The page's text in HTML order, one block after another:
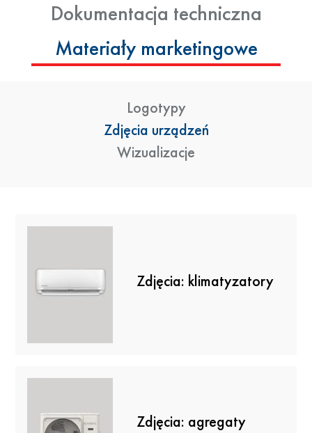
Dokumentacja techniczna
Materiały marketingowe
Logotypy
Zdjęcia urządzeń
Wizualizacje
Zdjęcia: klimatyzatory
Zdjęcia: agregaty